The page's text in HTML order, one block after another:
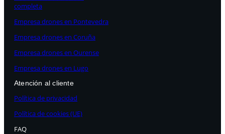
completa
Empresa drones en Pontevedra
Empresa drones en Coruña
Empresa drones en Ourense
Empresa drones en Lugo
Atención al cliente
Política de privacidad
Política de cookies (UE)
FAQ